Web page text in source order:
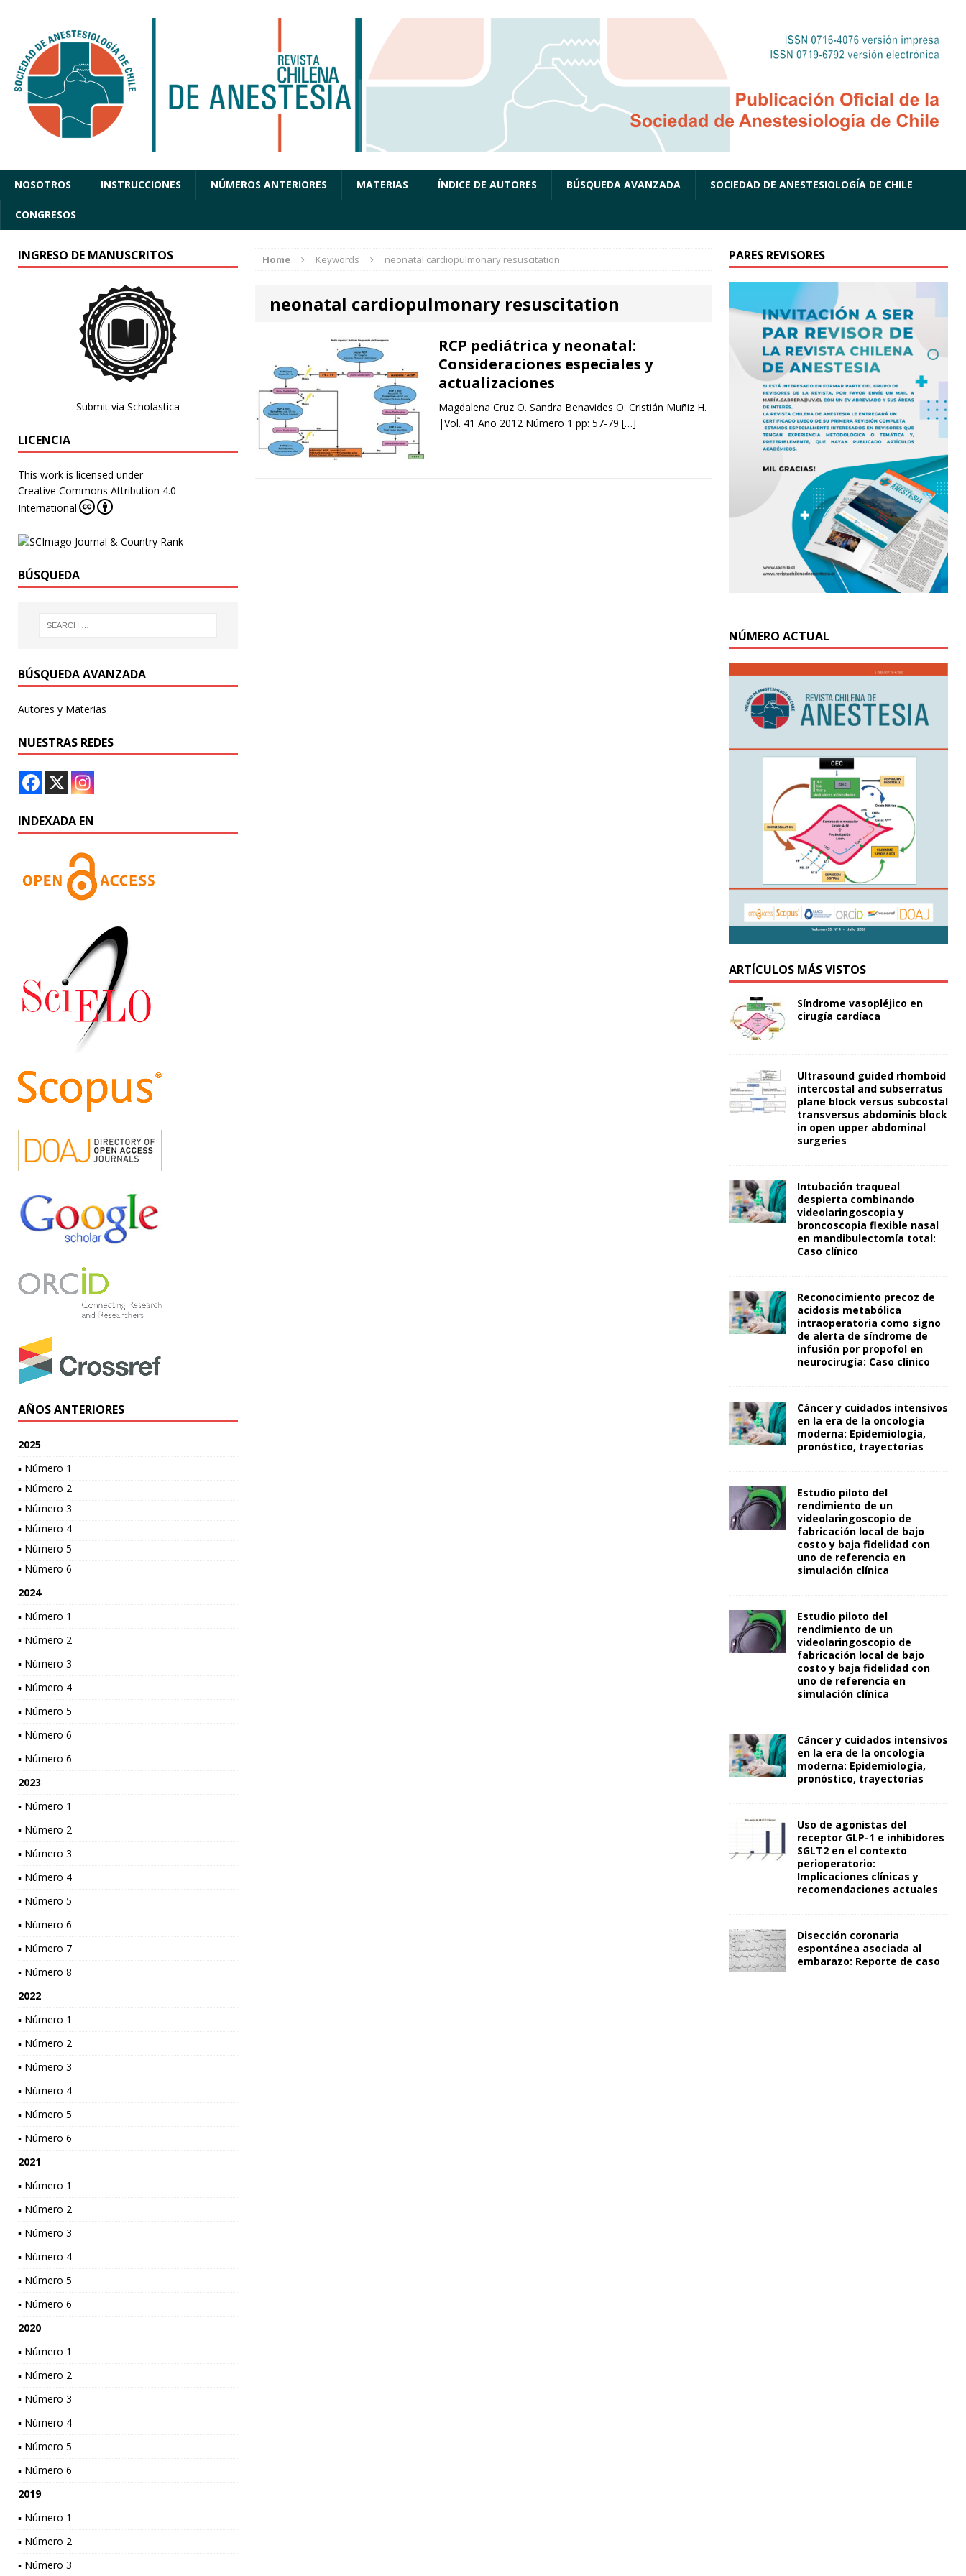
NOSOTROS INSTRUCCIONES NÚMEROS ANTERIORES MATERIAS ÍNDICE DE AUTORES BÚSQUEDA AVANZADA SOCIEDAD DE ANESTESIOLOGÍA DE CHILE
CONGRESOS
Home Keywords neonatal cardiopulmonary resuscitation
neonatal cardiopulmonary resuscitation
RCP pediátrica y neonatal:
Consideraciones especiales y
actualizaciones
Magdalena Cruz O. Sandra Benavides O. Cristián Muñiz H.
|Vol. 41 Año 2012 Número 1 pp: 57-79 […]
INGRESO DE MANUSCRITOS
Submit via Scholastica
LICENCIA
This work is licensed under
Creative Commons Attribution 4.0
International
BÚSQUEDA
BÚSQUEDA AVANZADA
Autores y Materias
NUESTRAS REDES
INDEXADA EN
AÑOS ANTERIORES
2025
▪ Número 1
▪ Número 2
▪ Número 3
▪ Número 4
▪ Número 5
▪ Número 6
2024
▪ Número 1
▪ Número 2
▪ Número 3
▪ Número 4
▪ Número 5
▪ Número 6
▪ Número 6
2023
▪ Número 1
▪ Número 2
▪ Número 3
▪ Número 4
▪ Número 5
▪ Número 6
▪ Número 7
▪ Número 8
2022
▪ Número 1
▪ Número 2
▪ Número 3
▪ Número 4
▪ Número 5
▪ Número 6
2021
▪ Número 1
▪ Número 2
▪ Número 3
▪ Número 4
▪ Número 5
▪ Número 6
2020
▪ Número 1
▪ Número 2
▪ Número 3
▪ Número 4
▪ Número 5
▪ Número 6
2019
▪ Número 1
▪ Número 2
▪ Número 3
PARES REVISORES
NÚMERO ACTUAL
ARTÍCULOS MÁS VISTOS
Síndrome vasopléjico en
cirugía cardíaca
Ultrasound guided rhomboid
intercostal and subserratus
plane block versus subcostal
transversus abdominis block
in open upper abdominal
surgeries
Intubación traqueal
despierta combinando
videolaringoscopia y
broncoscopia flexible nasal
en mandibulectomía total:
Caso clínico
Reconocimiento precoz de
acidosis metabólica
intraoperatoria como signo
de alerta de síndrome de
infusión por propofol en
neurocirugía: Caso clínico
Cáncer y cuidados intensivos
en la era de la oncología
moderna: Epidemiología,
pronóstico, trayectorias
Estudio piloto del
rendimiento de un
videolaringoscopio de
fabricación local de bajo
costo y baja fidelidad con
uno de referencia en
simulación clínica
Estudio piloto del
rendimiento de un
videolaringoscopio de
fabricación local de bajo
costo y baja fidelidad con
uno de referencia en
simulación clínica
Cáncer y cuidados intensivos
en la era de la oncología
moderna: Epidemiología,
pronóstico, trayectorias
Uso de agonistas del
receptor GLP-1 e inhibidores
SGLT2 en el contexto
perioperatorio:
Implicaciones clínicas y
recomendaciones actuales
Disección coronaria
espontánea asociada al
embarazo: Reporte de caso